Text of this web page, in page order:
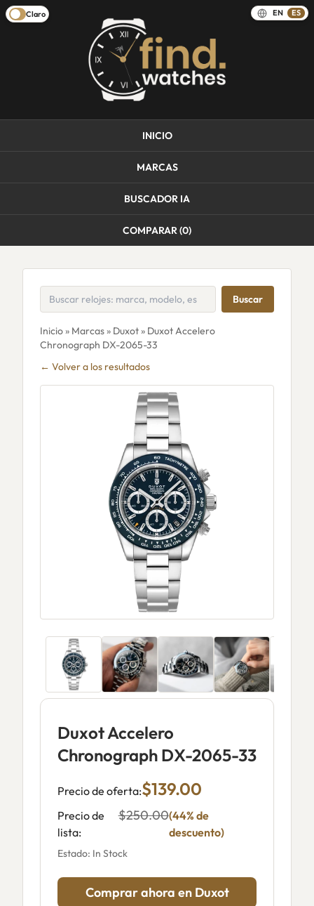
Claro EN ES
INICIO
MARCAS
BUSCADOR IA
COMPARAR (0)
Buscar
Inicio» Marcas» Duxot» Duxot Accelero
Chronograph DX-2065-33
← Volver a los resultados
Duxot Accelero
Chronograph DX-2065-33
Precio de oferta:$139.00
Precio de
lista:
$250.00(44% de
descuento)
Estado: In Stock
Comprar ahora en Duxot